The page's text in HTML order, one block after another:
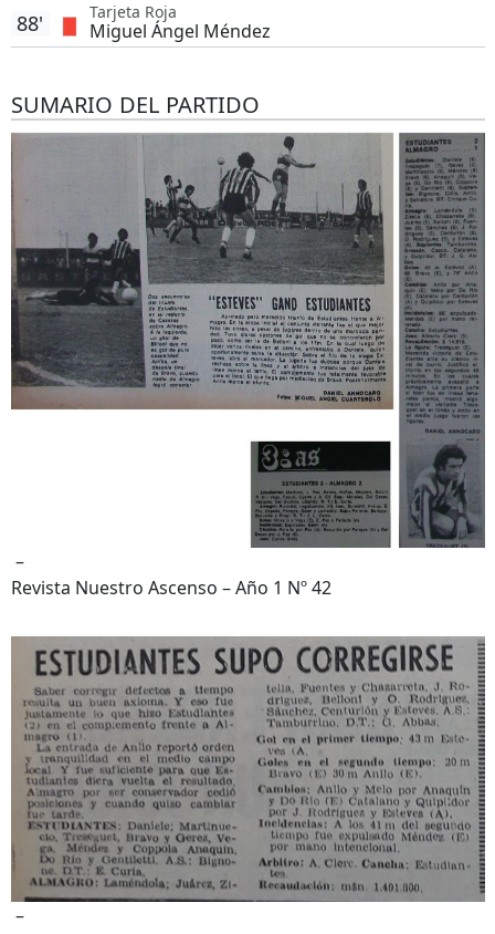
Tarjeta Roja
Miguel Ángel Méndez
88'
SUMARIO DEL PARTIDO
–
Revista Nuestro Ascenso – Año 1 Nº 42
–